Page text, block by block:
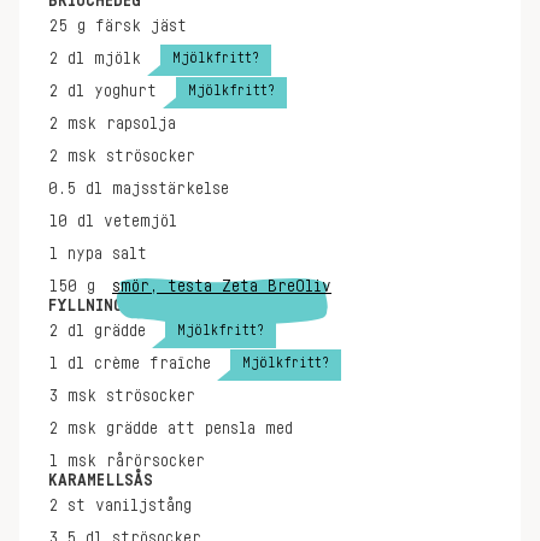
25 g
färsk jäst
2 dl mjölk Mjölkfritt?
2 dl yoghurt Mjölkfritt?
2 msk
rapsolja
2 msk
strösocker
0.5 dl
majsstärkelse
10 dl
vetemjöl
1 nypa
salt
150 g
smör, testa Zeta BreOliv
FYLLNING
2 dl grädde Mjölkfritt?
1 dl crème fraîche Mjölkfritt?
3 msk
strösocker
2 msk
grädde att pensla med
1 msk
rårörsocker
KARAMELLSÅS
2 st
vaniljstång